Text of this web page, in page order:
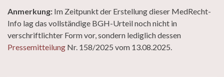
Anmerkung: Im Zeitpunkt der Erstellung dieser MedRecht-
Info lag das vollständige BGH-Urteil noch nicht in
verschriftlichter Form vor, sondern lediglich dessen
Pressemitteilung Nr. 158/2025 vom 13.08.2025.